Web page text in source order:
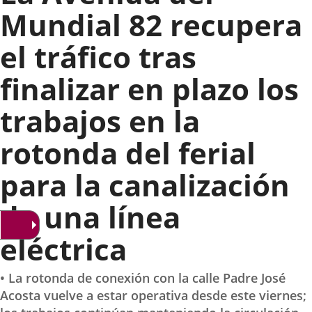
Mundial 82 recupera
el tráfico tras
finalizar en plazo los
trabajos en la
rotonda del ferial
para la canalización
de una línea
eléctrica
• La rotonda de conexión con la calle Padre José
Acosta vuelve a estar operativa desde este viernes;